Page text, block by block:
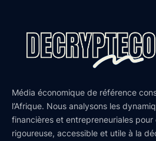
Média économique de référence
l’Afrique. Nous analysons les
financières et entrepreneuriales
rigoureuse, accessible et utile à la